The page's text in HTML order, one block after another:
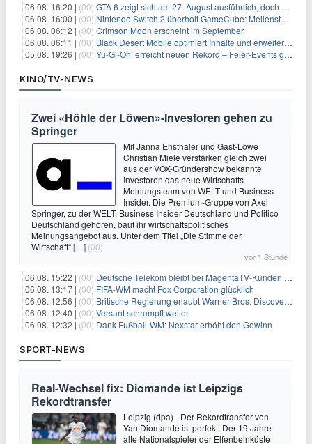
06.08. 16:20 | (00) GTA 6 zeigt sich am 27. August ausführlich, doch Netflix bekommt sechs Stunden Vorsprung
06.08. 16:00 | (00) Nintendo Switch 2 überholt GameCube: Meilenstein schon nach kurzer Zeit erreicht
06.08. 06:12 | (00) Crimson Moon erscheint im September
06.08. 06:11 | (00) Black Desert Mobile optimiert Inhalte und erweitert Treasure Access
05.08. 19:26 | (00) Yu‑Gi‑Oh! erreicht neuen Rekord – Feier‑Events gestartet
KINO/TV-NEWS
Zwei «Höhle der Löwen»-Investoren gehen zu
Springer
Mit Janna Ensthaler und Gast-Löwe
Christian Miele verstärken gleich zwei
aus der VOX-Gründershow bekannte
Investoren das neue Wirtschafts-
Meinungsteam von WELT und Business
Insider. Die Premium-Gruppe von Axel
Springer, zu der WELT, Business Insider Deutschland und Politico
Deutschland gehören, baut ihr wirtschaftspolitisches
Meinungsangebot aus. Unter dem Titel „Die Stimme der
Wirtschaft“[…] (00)
vor 1 Stunde
06.08. 15:22 | (00) Deutsche Telekom bleibt bei MagentaTV-Kunden vage
06.08. 13:17 | (00) FIFA-WM macht Fox Corporation glücklich
06.08. 12:56 | (00) Britische Regierung erlaubt Warner Bros. Discovery-Übernahme
06.08. 12:40 | (00) Versant schrumpft weiter
06.08. 12:32 | (00) Dank Fußball-WM: Nexstar erhöht den Gewinn
SPORT-NEWS
Real-Wechsel fix: Diomande ist Leipzigs
Rekordtransfer
Leipzig (dpa) - Der Rekordtransfer von
Yan Diomande ist perfekt. Der 19 Jahre
alte Nationalspieler der Elfenbeinküste